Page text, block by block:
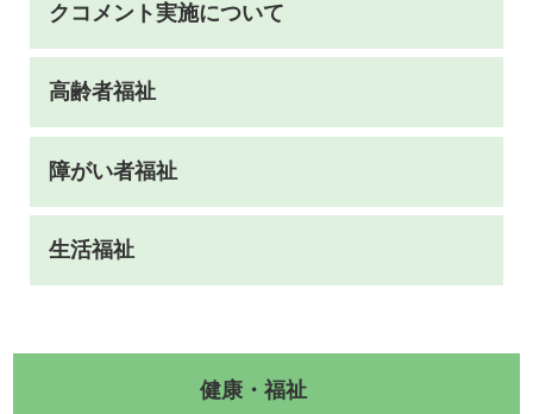
クコメント実施について
高齢者福祉
障がい者福祉
生活福祉
健康・福祉